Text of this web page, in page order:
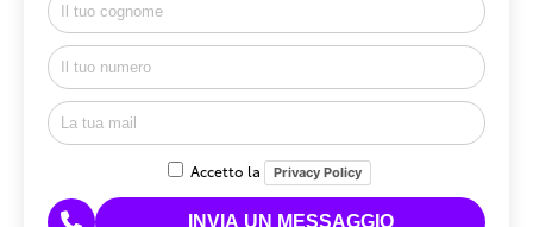
Accetto la Privacy Policy